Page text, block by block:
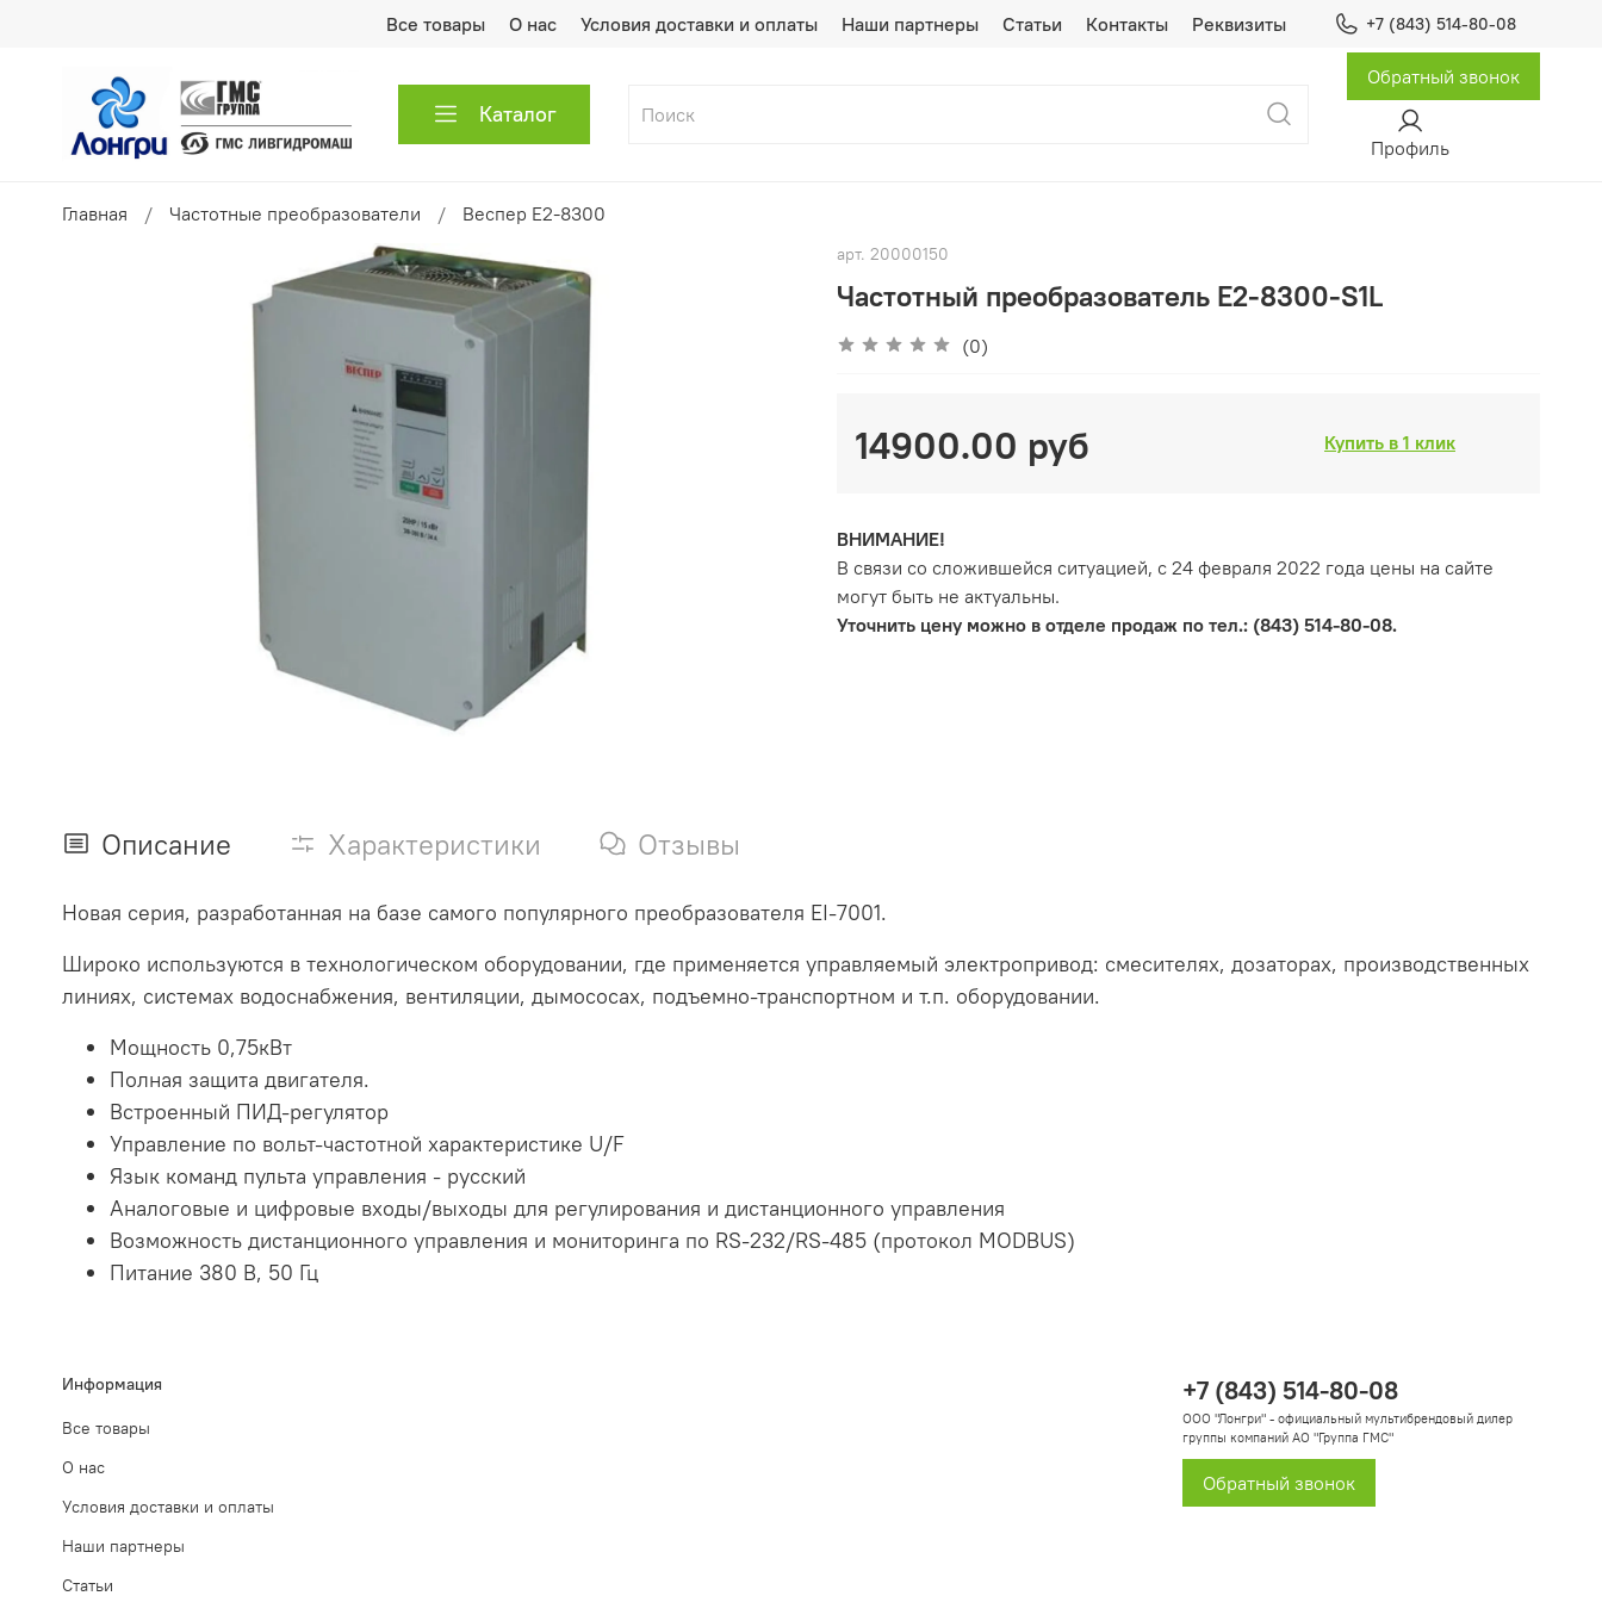
Все товары О нас Условия доставки и оплаты Наши партнеры Статьи Контакты Реквизиты +7 (843) 514-80-08
Каталог
Обратный звонок
Профиль
Главная Частотные преобразователи Веспер E2-8300
арт. 20000150
Частотный преобразователь Е2-8300-S1L
(0)
14900.00 руб Купить в 1 клик
ВНИМАНИЕ!
В связи со сложившейся ситуацией, с 24 февраля 2022 года цены на сайте
могут быть не актуальны.
Уточнить цену можно в отделе продаж по тел.: (843) 514-80-08.
Описание Характеристики Отзывы
Новая серия, разработанная на базе самого популярного преобразователя EI-7001.
Широко используются в технологическом оборудовании, где применяется управляемый электропривод: смесителях, дозаторах, производственных
линиях, системах водоснабжения, вентиляции, дымососах, подъемно-транспортном и т.п. оборудовании.
Мощность 0,75кВт
Полная защита двигателя.
Встроенный ПИД-регулятор
Управление по вольт-частотной характеристике U/F
Язык команд пульта управления - русский
Аналоговые и цифровые входы/выходы для регулирования и дистанционного управления
Возможность дистанционного управления и мониторинга по RS-232/RS-485 (протокол MODBUS)
Питание 380 В, 50 Гц
Информация
Все товары
О нас
Условия доставки и оплаты
Наши партнеры
Статьи
+7 (843) 514-80-08
ООО "Лонгри" - официальный мультибрендовый дилер
группы компаний АО "Группа ГМС"
Обратный звонок